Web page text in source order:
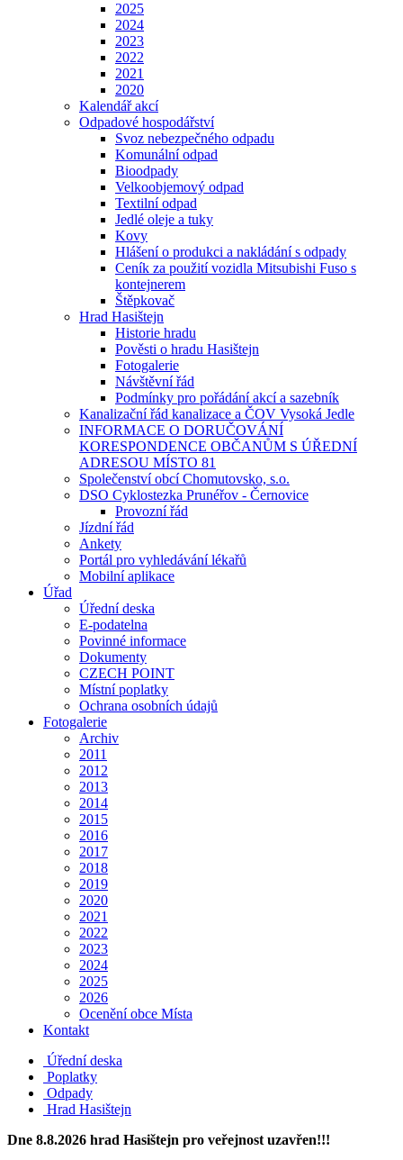
2025
2024
2023
2022
2021
2020
Kalendář akcí
Odpadové hospodářství
Svoz nebezpečného odpadu
Komunální odpad
Bioodpady
Velkoobjemový odpad
Textilní odpad
Jedlé oleje a tuky
Kovy
Hlášení o produkci a nakládání s odpady
Ceník za použití vozidla Mitsubishi Fuso s
kontejnerem
Štěpkovač
Hrad Hasištejn
Historie hradu
Pověsti o hradu Hasištejn
Fotogalerie
Návštěvní řád
Podmínky pro pořádání akcí a sazebník
Kanalizační řád kanalizace a ČOV Vysoká Jedle
INFORMACE O DORUČOVÁNÍ
KORESPONDENCE OBČANŮM S ÚŘEDNÍ
ADRESOU MÍSTO 81
Společenství obcí Chomutovsko, s.o.
DSO Cyklostezka Prunéřov - Černovice
Provozní řád
Jízdní řád
Ankety
Portál pro vyhledávání lékařů
Mobilní aplikace
Úřad
Úřední deska
E-podatelna
Povinné informace
Dokumenty
CZECH POINT
Místní poplatky
Ochrana osobních údajů
Fotogalerie
Archiv
2011
2012
2013
2014
2015
2016
2017
2018
2019
2020
2021
2022
2023
2024
2025
2026
Ocenění obce Místa
Kontakt
Úřední deska
Poplatky
Odpady
Hrad Hasištejn
Dne 8.8.2026 hrad Hasištejn pro veřejnost uzavřen!!!